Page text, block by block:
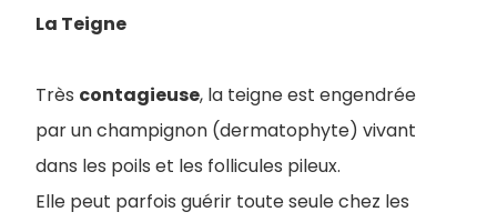
La Teigne
Très contagieuse, la teigne est engendrée
par un champignon (dermatophyte) vivant
dans les poils et les follicules pileux.
Elle peut parfois guérir toute seule chez les